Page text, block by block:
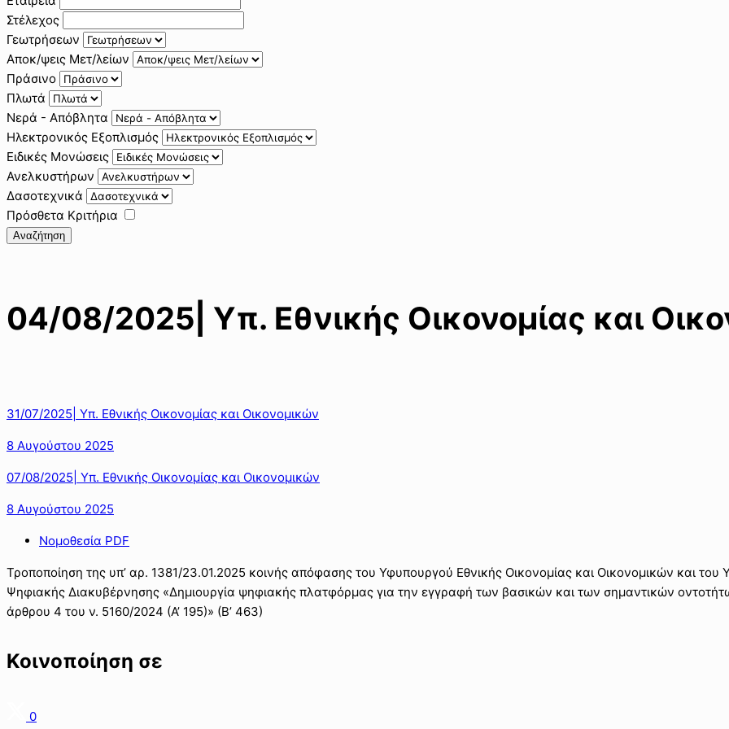
Στέλεχος
Γεωτρήσεων
Αποκ/ψεις Μετ/λείων
Πράσινο
Πλωτά
Νερά - Απόβλητα
Ηλεκτρονικός Εξοπλισμός
Ειδικές Μονώσεις
Ανελκυστήρων
Δασοτεχνικά
Πρόσθετα Κριτήρια
Αναζήτηση
04/08/2025| Υπ. Εθνικής Οικονομίας και
31/07/2025| Υπ. Εθνικής Οικονομίας και Οικονομικών
8 Αυγούστου 2025
07/08/2025| Υπ. Εθνικής Οικονομίας και Οικονομικών
8 Αυγούστου 2025
Νομοθεσία PDF
Τροποποίηση της υπ’ αρ. 1381/23.01.2025 κοινής απόφασης του Υφυπουργού Εθνικής Οικονομίας και Οικονομικών και του
Ψηφιακής Διακυβέρνησης «Δημιουργία ψηφιακής πλατφόρμας για την εγγραφή των βασικών και των σημαντικών
άρθρου 4 του ν. 5160/2024 (Α’ 195)» (Β’ 463)
Κοινοποίηση σε
0